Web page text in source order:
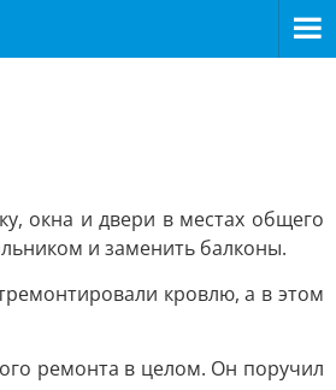
окна и двери в местах общего
и заменить балконы.
кровлю, а в этом
ремонта в целом. Он поручил